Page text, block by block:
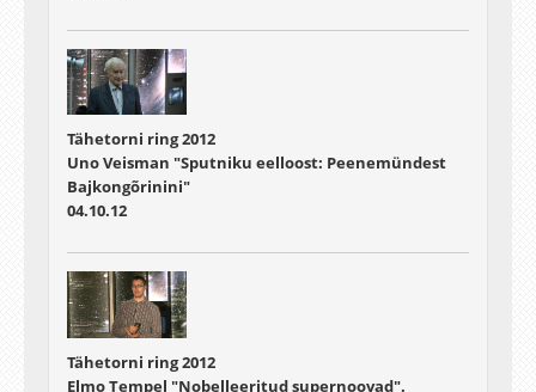
Tähetorni ring 2012
Uno Veisman "Sputniku eelloost: Peenemündest
Bajkongõrinini"
04.10.12
Tähetorni ring 2012
Elmo Tempel "Nobelleeritud supernoovad".